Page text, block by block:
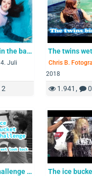
Jeans and heels in the bathtub
4. Juli
2
Chris B.
2018
1.941 0
The ice bucket challenge - a look back 14